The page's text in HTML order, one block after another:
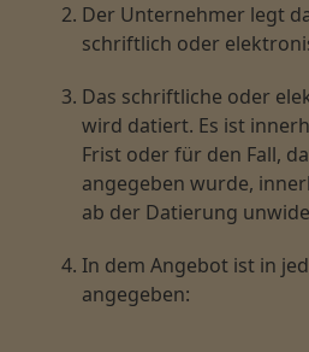
Der Unternehmer legt
schriftlich oder
Das schriftliche oder
wird datiert. Es ist
Frist oder für den Fall,
angegeben wurde,
ab der Datierung
In dem Angebot ist in
angegeben: